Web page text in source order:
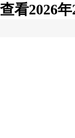
查看2026